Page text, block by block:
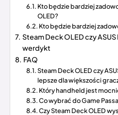
Kto będzie bardziej
OLED?
Kto będzie bardziej
Steam Deck OLED czy
werdykt
FAQ
Steam Deck OLED czy
lepsze dla większości
Który handheld jest
Co wybrać do Game
Czy Steam Deck OLED